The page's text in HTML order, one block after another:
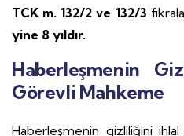
TCK m. 132/2 ve 132/3
yine 8 yıldır.
Haberleşmenin
Görevli Mahkeme
Haberleşmenin gizliliğini